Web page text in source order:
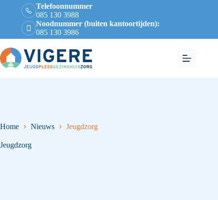
Telefoonnummer
085 130 3988
Noodnummer (buiten kantoortijden):
085 130 3986
Home Nieuws Jeugdzorg
Jeugdzorg